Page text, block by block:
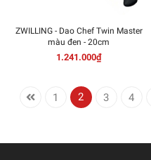
ZWILLING - Dao Chef Twin Master
màu đen - 20cm
1.241.000₫
1 2 3 4